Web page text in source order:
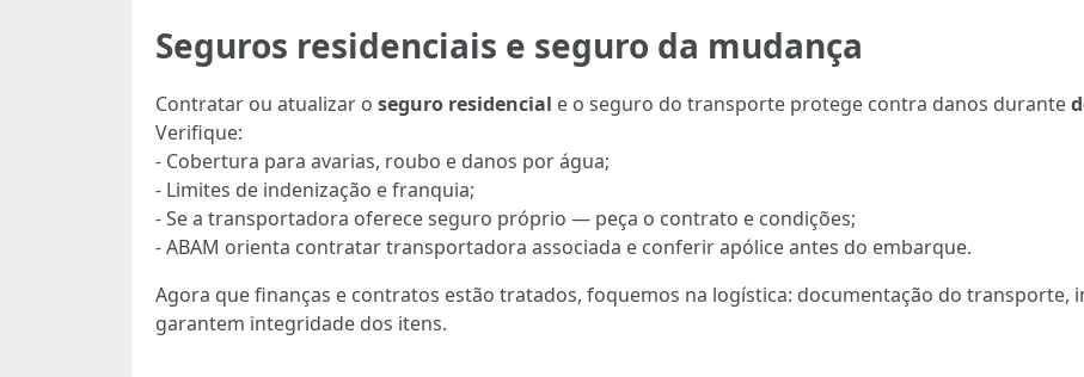
Seguros residenciais e seguro da mudança
Contratar ou atualizar o seguro residencial e o seguro do transporte protege contra danos durante
Verifique:
- Cobertura para avarias, roubo e danos por água;
- Limites de indenização e franquia;
- Se a transportadora oferece seguro próprio — peça o contrato e condições;
- ABAM orienta contratar transportadora associada e conferir apólice antes do embarque.
Agora que finanças e contratos estão tratados, foquemos na logística: documentação do transporte,
garantem integridade dos itens.